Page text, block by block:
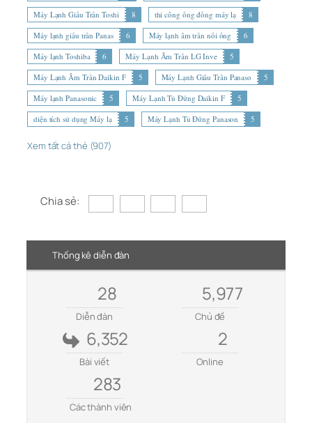
Máy Lạnh Giấu Trần Toshi
8 thi công ống đồng máy lạ
8
Máy lạnh giấu trần Panas
6 Máy lạnh âm trần nối ống
6
Máy lạnh Toshiba
6 Máy Lạnh Âm Trần LG Inve
5
Máy Lạnh Âm Trần Daikin F
5 Máy Lạnh Giấu Trần Panaso
5
Máy lạnh Panasonic
5 Máy Lạnh Tủ Đứng Daikin F
5
diện tích sử dụng Máy lạ
5 Máy Lạnh Tủ Đứng Panason 5
Xem tất cả thẻ (907)
Chia sẻ:
Thống kê diễn đàn
28
Diễn đàn
5,977
Chủ đề
6,352
Bài viết
2
Online
283
Các thành viên